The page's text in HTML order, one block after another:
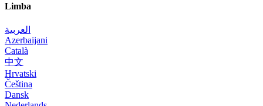
Limba
العربية
Azerbaijani
Català
中文
Hrvatski
Čeština
Dansk